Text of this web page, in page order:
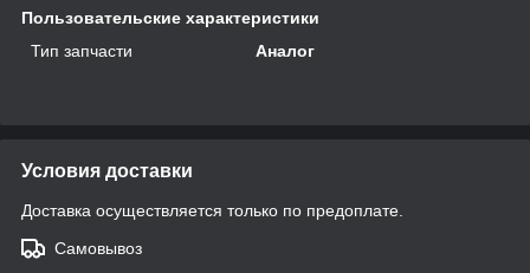
Пользовательские характеристики
Тип запчасти
Аналог
Условия доставки
Доставка осуществляется только по предоплате.
Самовывоз